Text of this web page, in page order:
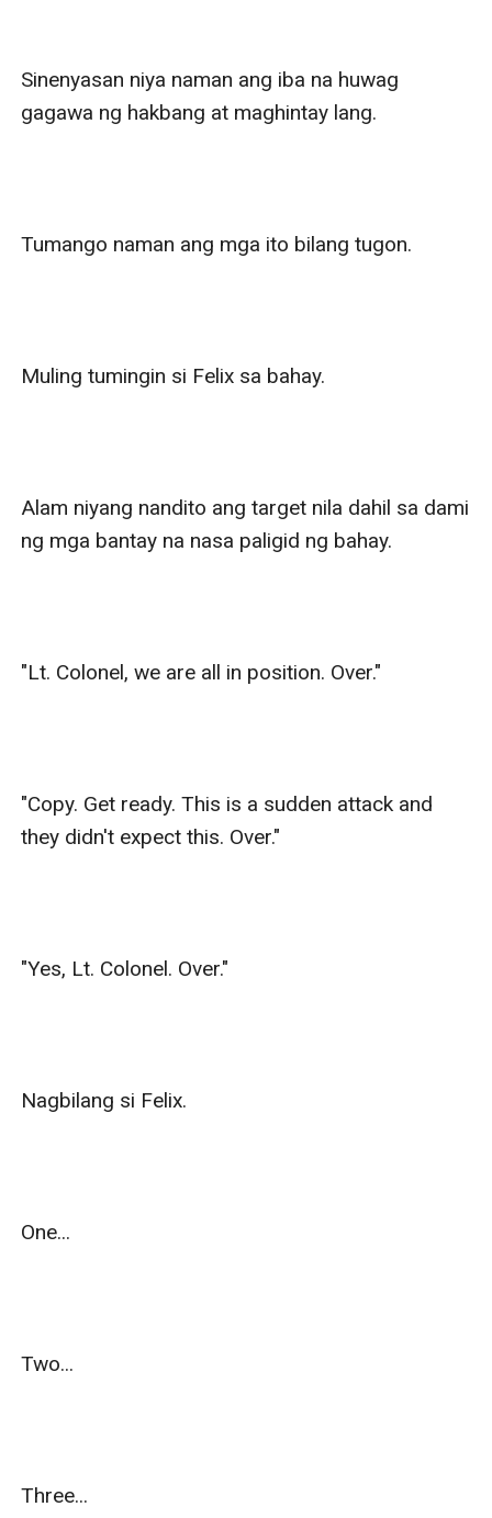
Sinenyasan niya naman ang iba na huwag
gagawa ng hakbang at maghintay lang.
Tumango naman ang mga ito bilang tugon.
Muling tumingin si Felix sa bahay.
Alam niyang nandito ang target nila dahil sa dami
ng mga bantay na nasa paligid ng bahay.
"Lt. Colonel, we are all in position. Over."
"Copy. Get ready. This is a sudden attack and
they didn't expect this. Over."
"Yes, Lt. Colonel. Over."
Nagbilang si Felix.
One...
Two...
Three...